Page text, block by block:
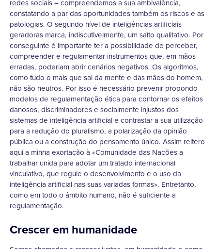
redes sociais – compreendemos a sua ambivalência,
constatando a par das oportunidades também os riscos e as
patologias. O segundo nível de inteligências artificiais
geradoras marca, indiscutivelmente, um salto qualitativo. Por
conseguinte é importante ter a possibilidade de perceber,
compreender e regulamentar instrumentos que, em mãos
erradas, poderiam abrir cenários negativos. Os algoritmos,
como tudo o mais que sai da mente e das mãos do homem,
não são neutros. Por isso é necessário prevenir propondo
modelos de regulamentação ética para contornar os efeitos
danosos, discriminadores e socialmente injustos dos
sistemas de inteligência artificial e contrastar a sua utilização
para a redução do pluralismo, a polarização da opinião
pública ou a construção do pensamento único. Assim reitero
aqui a minha exortação à «Comunidade das Nações a
trabalhar unida para adotar um tratado internacional
vinculativo, que regule o desenvolvimento e o uso da
inteligência artificial nas suas variadas formas». Entretanto,
como em todo o âmbito humano, não é suficiente a
regulamentação.
Crescer em humanidade